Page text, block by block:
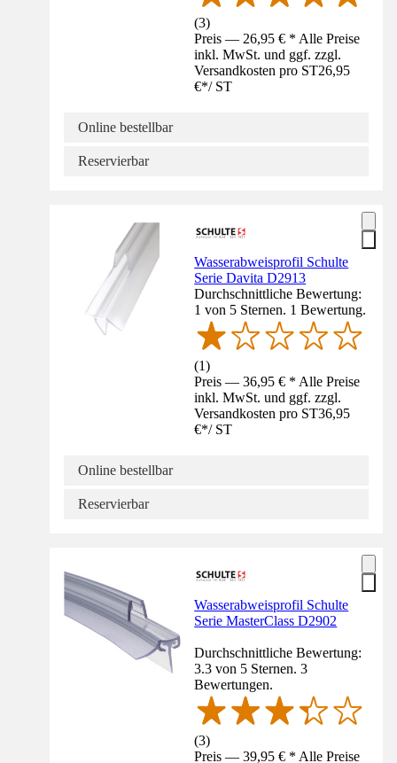
(3)
Preis — 26,95 € * Alle Preise
inkl. MwSt. und ggf. zzgl.
Versandkosten pro ST26,95
€*/ ST
Online bestellbar
Reservierbar
Wasserabweisprofil Schulte
Serie Davita D2913
Durchschnittliche Bewertung:
1 von 5 Sternen. 1 Bewertung.
(1)
Preis — 36,95 € * Alle Preise
inkl. MwSt. und ggf. zzgl.
Versandkosten pro ST36,95
€*/ ST
Online bestellbar
Reservierbar
Wasserabweisprofil Schulte
Serie MasterClass D2902
Durchschnittliche Bewertung:
3.3 von 5 Sternen. 3
Bewertungen.
(3)
Preis — 39,95 € * Alle Preise